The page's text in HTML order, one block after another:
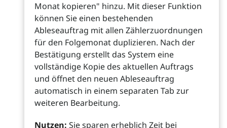
Monat kopieren" hinzu. Mit dieser Funktion
können Sie einen bestehenden
Ableseauftrag mit allen Zählerzuordnungen
für den Folgemonat duplizieren. Nach der
Bestätigung erstellt das System eine
vollständige Kopie des aktuellen Auftrags
und öffnet den neuen Ableseauftrag
automatisch in einem separaten Tab zur
weiteren Bearbeitung.
Nutzen: Sie sparen erheblich Zeit bei